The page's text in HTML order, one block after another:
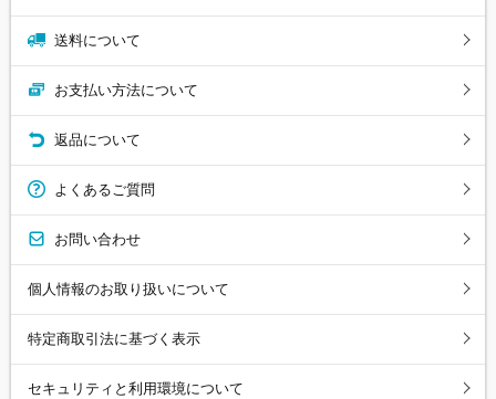
送料について
お支払い方法について
返品について
よくあるご質問
お問い合わせ
個人情報のお取り扱いについて
特定商取引法に基づく表示
セキュリティと利用環境について